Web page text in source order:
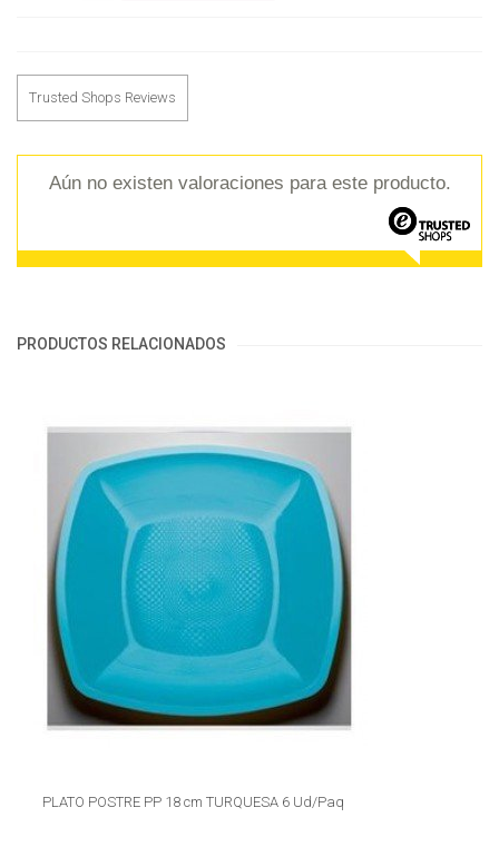
Trusted Shops Reviews
Aún no existen valoraciones para este producto.
PRODUCTOS RELACIONADOS
PLATO POSTRE PP 18 cm TURQUESA 6 Ud/Paq